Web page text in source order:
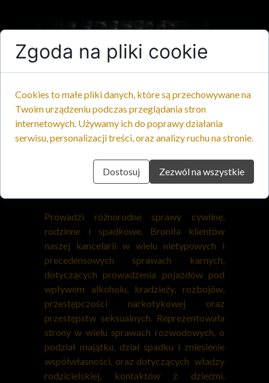
Dodatkowe informacje
Prowadzi różnorodne sprawy cywilne,
rodzinne i spadkowe. Broniła klientów
naszej kancelarii w wielu nietypowych i
precedensowych sprawach karnych,
dotyczących prowadzenia pojazdów pod
wpływem alkoholu, kradzieży, rozbojów,
przestępczości narkotykowej oraz
przestępstw seksualnych. Reprezentowała
strony w wielu sprawach rozwodowych, o
podział majątku, dział spadku i zniesienie
współwłasności, oraz dotyczących władzy
rodzicielskiej, kontaktów z dziećmi,
Zgoda na pliki cookie
Cookies to małe pliki danych, które są przechowywane na
Twoim urządzeniu podczas przeglądania stron
internetowych. Używamy ich do poprawy działania
serwisu, personalizacji treści, oraz analizy ruchu na stronie.
Dostosuj Zezwól na wszystkie